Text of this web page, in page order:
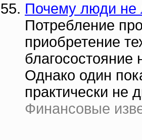
Почему люди не
Потребление
приобретение
благосостояние
Однако один
практически не
Финансовые